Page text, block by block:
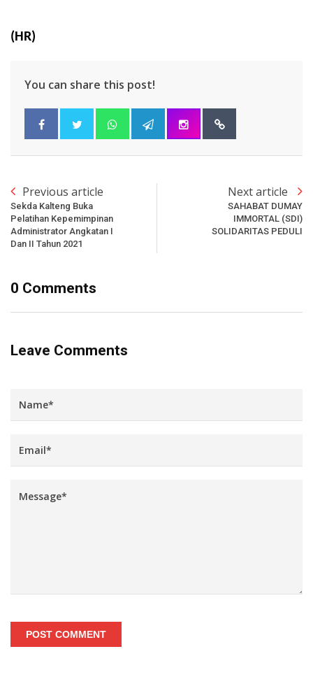
(HR)
You can share this post!
Previous article
Sekda Kalteng Buka
Pelatihan Kepemimpinan
Administrator Angkatan I
Dan II Tahun 2021
Next article
SAHABAT DUMAY
IMMORTAL (SDI)
SOLIDARITAS PEDULI
0 Comments
Leave Comments
POST COMMENT